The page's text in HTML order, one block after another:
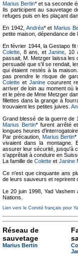
Marius Bertin* et sa seconde
Ils participent au sauvetage
refuges puis en les plaçant
En 1942, Andréa* etMarius
petite maison, dépendance de
En février 1944, la Gestapo fit
Colette , 8 ans, etJanine ,
passait, M. Metzger laissa les
persuadé que s'il se rendait,
qui étaient restés à la
pas prendre le risque de
Colette et Janinecoururent
arriver de loin au moment où
et le père de Mme Metzger
fillettes dans la grange à
trouvaient les petites juives.
Grand blessé de la guerre de
Marius Bertin* furent arrêté
longues heures
Par précaution, Marius Bertin*
vivaient dans la montagne.
assurer leur sécurité, jusqu'à
s'apprêtait à conduire en
La famille de Colette et Janine
Ce n'est que cinquante ans
de leurs sauveurs et reprirent
Le 20 juin 1998, Yad
Nations.
Lien vers le Comité français pour
Réseau de
sauvetage
Marius Bertin